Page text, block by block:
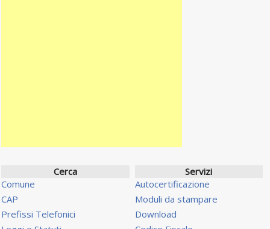
Cerca
Comune
CAP
Prefissi Telefonici
Servizi
Autocertificazione
Moduli da stampare
Download